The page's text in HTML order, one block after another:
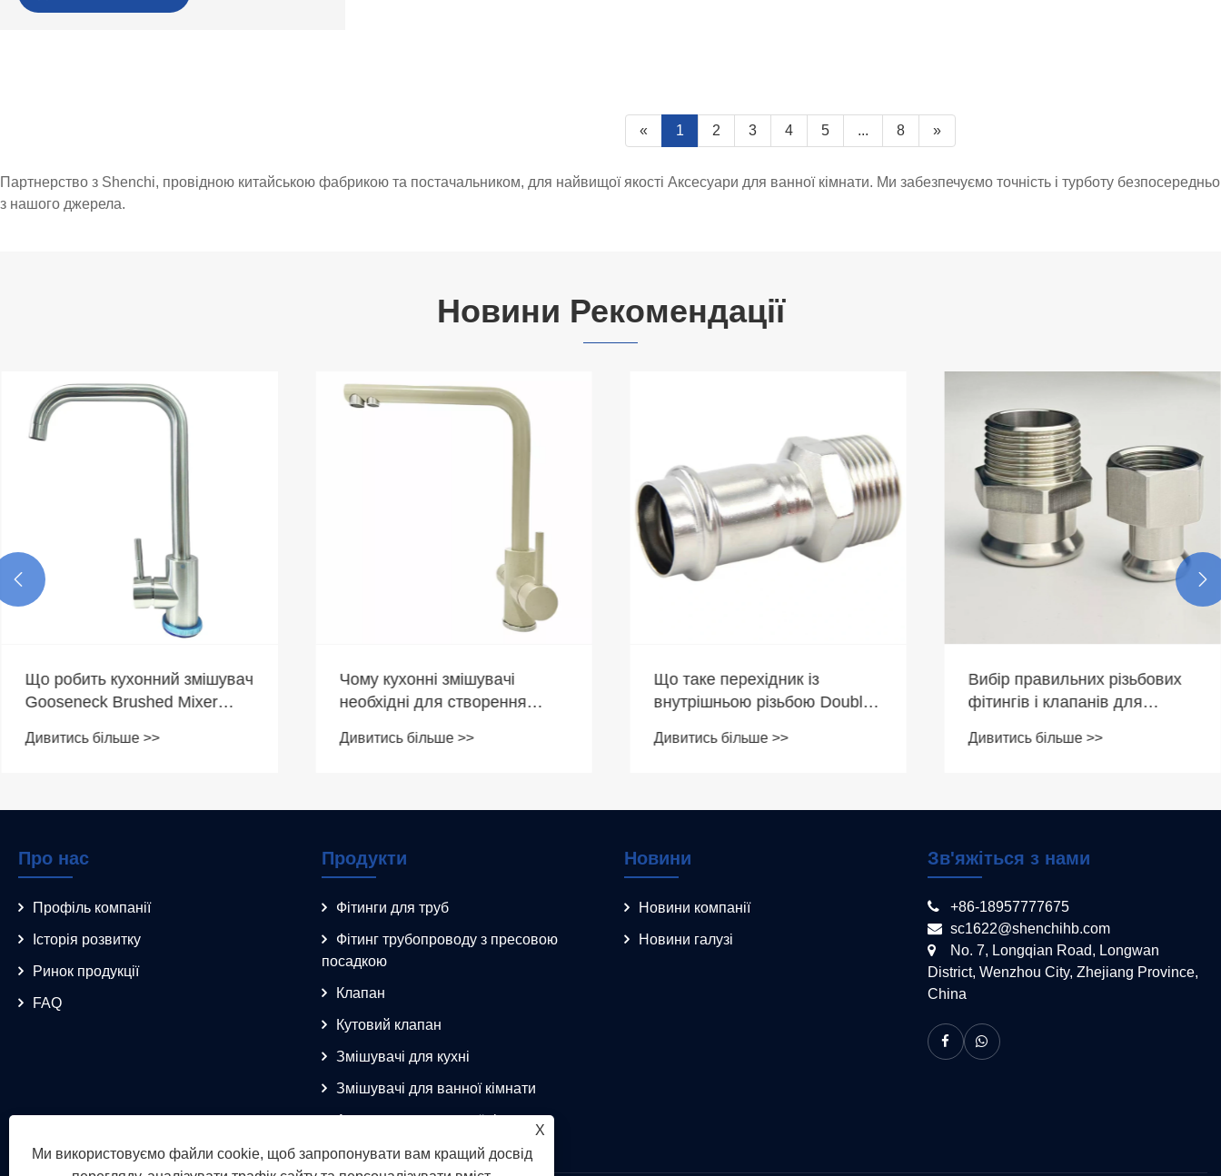
« 1 2 3 4 5 ... 8 »
Партнерство з Shenchi, провідною китайською фабрикою та постачальником, для найвищої якості Аксесуари для ванної кімнати. Ми забезпечуємо точність і турботу безпосередньо
з нашого джерела.
Новини Рекомендації
Що робить кухонний змішувач
Gooseneck Brushed Mixer
Дивитись більше >>
Чому кухонні змішувачі
необхідні для створення
стильної кухні
Дивитись більше >>
Що таке перехідник із
внутрішньою різьбою Double-
вибрати
Дивитись більше >>
Вибір правильних різьбових
фітингів і клапанів для
Дивитись більше >>
 
Про нас
Профіль компанії
Історія розвитку
Ринок продукції
FAQ
Продукти
Фітинги для труб
Фітинг трубопроводу з пресовою
посадкою
Клапан
Кутовий клапан
Змішувачі для кухні
Змішувачі для ванної кімнати
Аксесуари для ванної кімнати
Новини
Новини компанії
Новини галузі
Зв'яжіться з нами
+86-18957777675
sc1622@shenchihb.com
No. 7, Longqian Road, Longwan
District, Wenzhou City, Zhejiang Province,
China
X
Ми використовуємо файли cookie, щоб запропонувати вам кращий досвід